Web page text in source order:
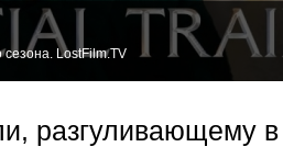
LostFilm.TV
разгуливающему в